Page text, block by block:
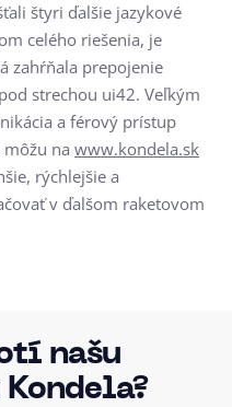
štyri ďalšie jazykové
celého riešenia, je
zahŕňala prepojenie
strechou ui42. Veľkým
a férový prístup
môžu na www.kondela.sk
rýchlejšie a
v ďalšom raketovom
našu